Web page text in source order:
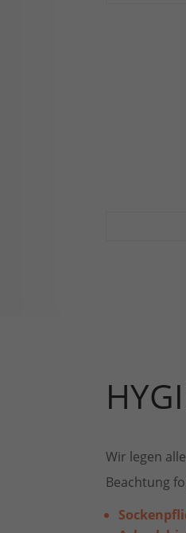
Wir legen
Beachtung